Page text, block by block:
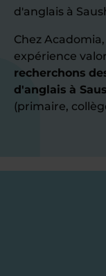
d'anglais à
Chez
expérience
recherchons
d'anglais à
(primaire,